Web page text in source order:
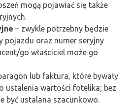
mogą pojawiać się także
– zwykle potrzebny będzie
pojazdu oraz numer seryjny
go właściciel może go
lub faktura, które bywały
ustalenia wartości fotelika; bez
być ustalana szacunkowo.